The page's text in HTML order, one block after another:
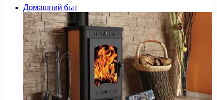
Домашний быт